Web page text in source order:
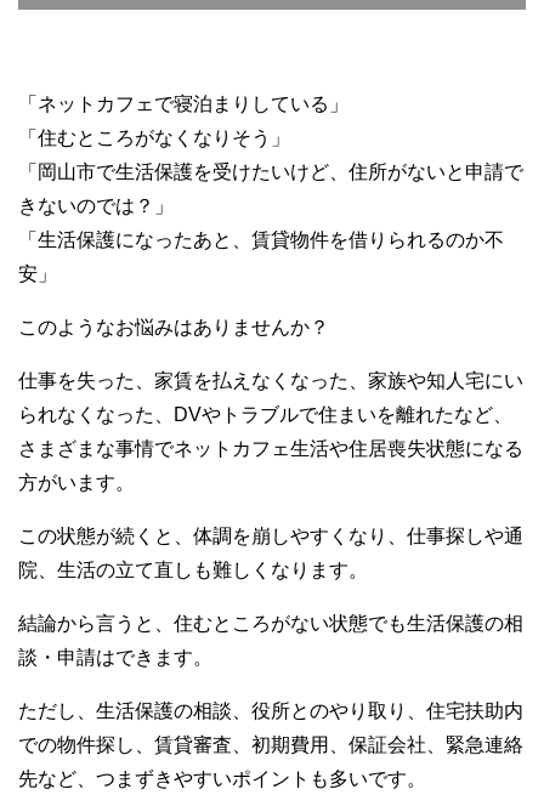
「ネットカフェで寝泊まりしている」
「住むところがなくなりそう」
「岡山市で生活保護を受けたいけど、住所がないと申請で
きないのでは？」
「生活保護になったあと、賃貸物件を借りられるのか不
安」
このようなお悩みはありませんか？
仕事を失った、家賃を払えなくなった、家族や知人宅にい
られなくなった、DVやトラブルで住まいを離れたなど、
さまざまな事情でネットカフェ生活や住居喪失状態になる
方がいます。
この状態が続くと、体調を崩しやすくなり、仕事探しや通
院、生活の立て直しも難しくなります。
結論から言うと、住むところがない状態でも生活保護の相
談・申請はできます。
ただし、生活保護の相談、役所とのやり取り、住宅扶助内
での物件探し、賃貸審査、初期費用、保証会社、緊急連絡
先など、つまずきやすいポイントも多いです。